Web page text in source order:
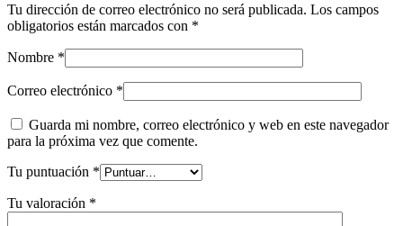
Tu dirección de correo electrónico no será publicada. Los campos
obligatorios están marcados con *
Nombre *
Correo electrónico *
Guarda mi nombre, correo electrónico y web en este navegador
para la próxima vez que comente.
Tu puntuación *
Tu valoración *